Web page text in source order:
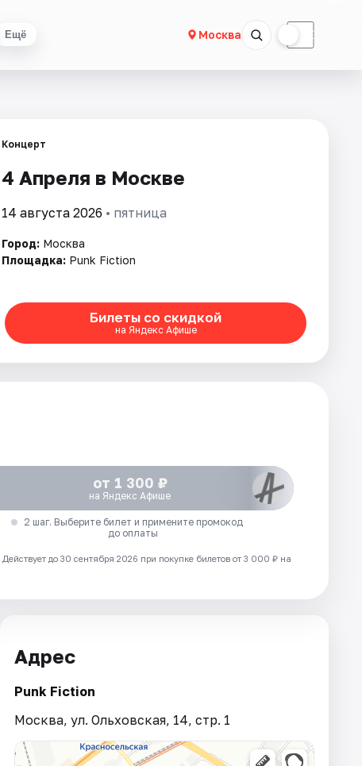
Ещё Москва ☾
Концерт
4 Апреля в Москве
14 августа 2026 • пятница
Город: Москва
Площадка: Punk Fiction
Билеты со скидкой
на Яндекс Афише
от 1 300 ₽
на Яндекс Афише
2 шаг. Выберите билет и примените промокод
до оплаты
Действует до 30 сентября 2026 при покупке билетов от 3 000 ₽ на
Адрес
Punk Fiction
Москва, ул. Ольховская, 14, стр. 1